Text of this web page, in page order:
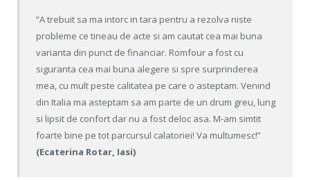
”A trebuit sa ma intorc in tara pentru a rezolva niste
probleme ce tineau de acte si am cautat cea mai buna
varianta din punct de financiar. Romfour a fost cu
siguranta cea mai buna alegere si spre surprinderea
mea, cu mult peste calitatea pe care o asteptam. Venind
din Italia ma asteptam sa am parte de un drum greu, lung
si lipsit de confort dar nu a fost deloc asa. M-am simtit
foarte bine pe tot parcursul calatoriei! Va multumesc!”
(Ecaterina Rotar, Iasi)